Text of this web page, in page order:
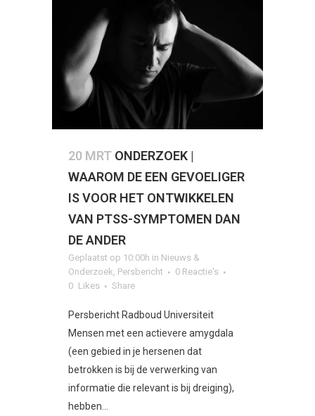
20 MRT ONDERZOEK |
WAAROM DE EEN GEVOELIGER
IS VOOR HET ONTWIKKELEN
VAN PTSS-SYMPTOMEN DAN
DE ANDER
Geplaatst op 10:00h in Nieuws &
Onderzoek Persbericht
0 Reactie's
0 Likes Share
Persbericht Radboud Universiteit
Mensen met een actievere amygdala
(een gebied in je hersenen dat
betrokken is bij de verwerking van
informatie die relevant is bij dreiging),
hebben...